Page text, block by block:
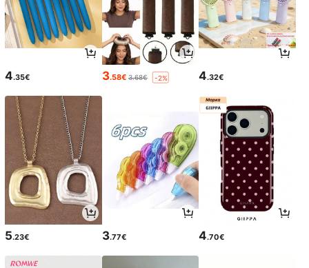
4.35€ 3.58€ 3.68€ -2% 4.32€
5.23€ 3.77€ 4.70€